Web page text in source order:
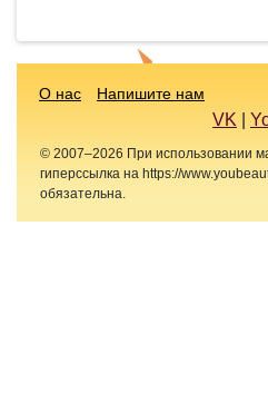
О нас Напишите нам
VK
© 2007–2026 При использовании
гиперссылка на https://
обязательна.